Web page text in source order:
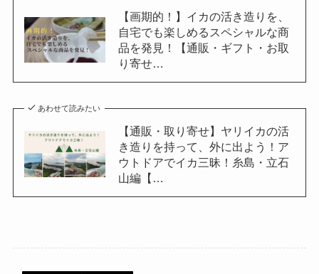
【画期的！】イカの活き造りを、
自宅でも楽しめるスペシャルな商
品を発見！【通販・ギフト・お取
り寄せ…
あわせて読みたい
【通販・取り寄せ】ヤリイカの活
き造りを持って、外に出よう！ア
ウトドアでイカ三昧！糸島・立石
山編【…